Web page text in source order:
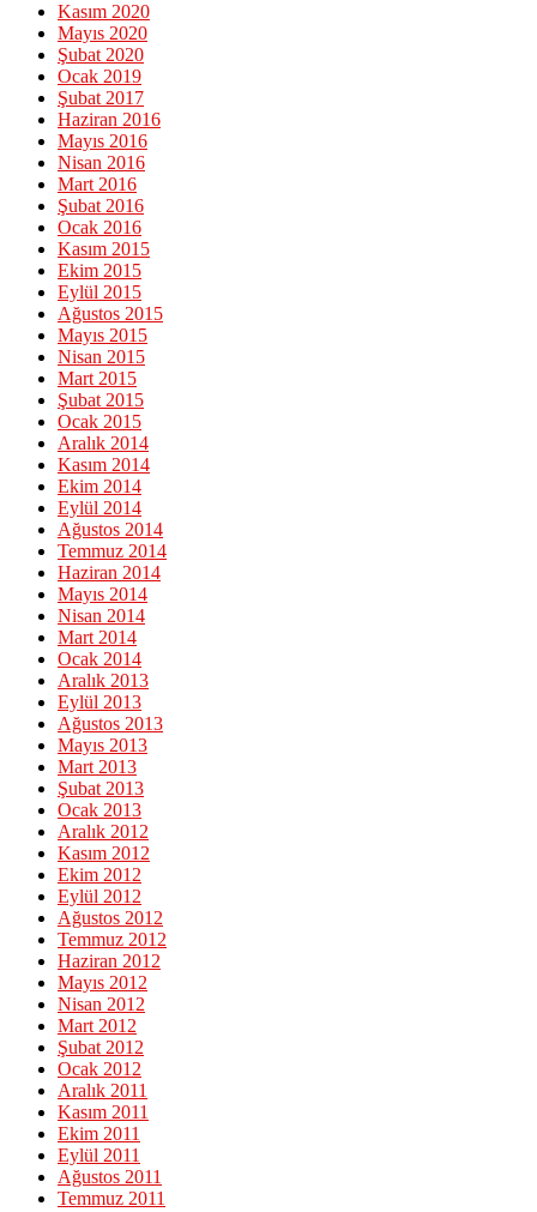
Kasım 2020
Mayıs 2020
Şubat 2020
Ocak 2019
Şubat 2017
Haziran 2016
Mayıs 2016
Nisan 2016
Mart 2016
Şubat 2016
Ocak 2016
Kasım 2015
Ekim 2015
Eylül 2015
Ağustos 2015
Mayıs 2015
Nisan 2015
Mart 2015
Şubat 2015
Ocak 2015
Aralık 2014
Kasım 2014
Ekim 2014
Eylül 2014
Ağustos 2014
Temmuz 2014
Haziran 2014
Mayıs 2014
Nisan 2014
Mart 2014
Ocak 2014
Aralık 2013
Eylül 2013
Ağustos 2013
Mayıs 2013
Mart 2013
Şubat 2013
Ocak 2013
Aralık 2012
Kasım 2012
Ekim 2012
Eylül 2012
Ağustos 2012
Temmuz 2012
Haziran 2012
Mayıs 2012
Nisan 2012
Mart 2012
Şubat 2012
Ocak 2012
Aralık 2011
Kasım 2011
Ekim 2011
Eylül 2011
Ağustos 2011
Temmuz 2011